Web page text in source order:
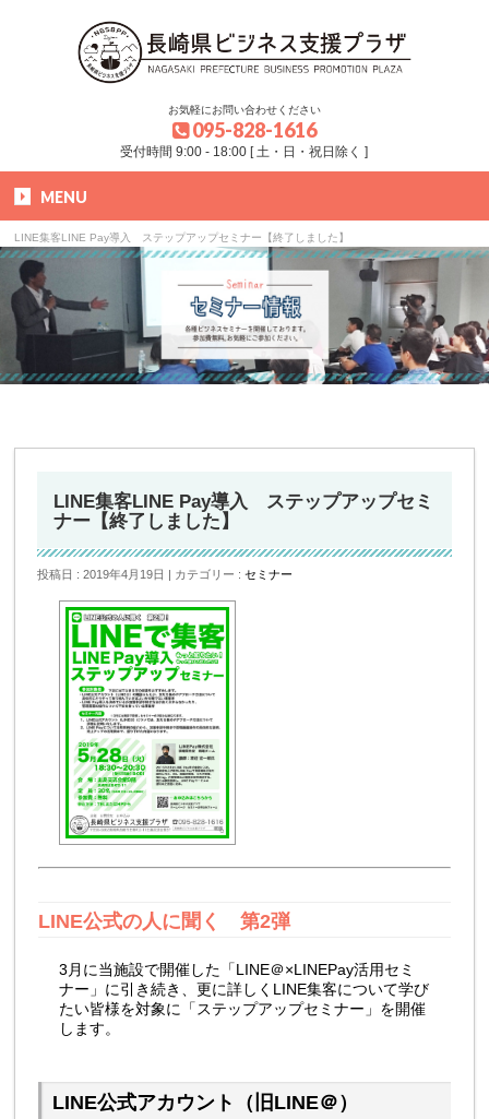
お気軽にお問い合わせください
095-828-1616
受付時間 9:00 - 18:00 [ 土・日・祝日除く ]
MENU
LINE集客LINE Pay導入 ステップアップセミナー【終了しました】
LINE集客LINE Pay導入 ステップアップセミ
ナー【終了しました】
投稿日 : 2019年4月19日 カテゴリー :セミナー
LINE公式の人に聞く 第2弾
3月に当施設で開催した「LINE＠×LINEPay活用セミ
ナー」に引き続き、更に詳しくLINE集客について学び
たい皆様を対象に「ステップアップセミナー」を開催
します。
LINE公式アカウント（旧LINE＠）